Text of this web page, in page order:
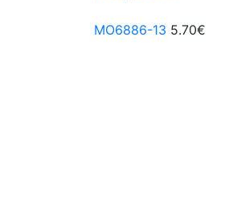
MO6886-13 5.70€